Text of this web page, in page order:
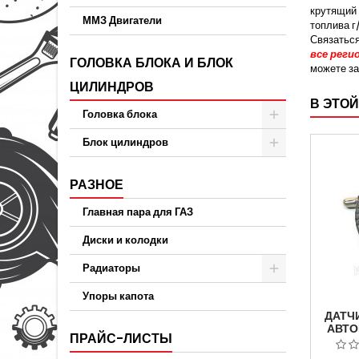
ММЗ Двигатели
ГОЛОВКА БЛОКА И БЛОК
ЦИЛИНДРОВ
Головка блока
Блок цилиндров
РАЗНОЕ
Главная пара для ГАЗ
Диски и колодки
Радиаторы
Упоры капота
ПРАЙС-ЛИСТЫ
топлива
все
можете
В